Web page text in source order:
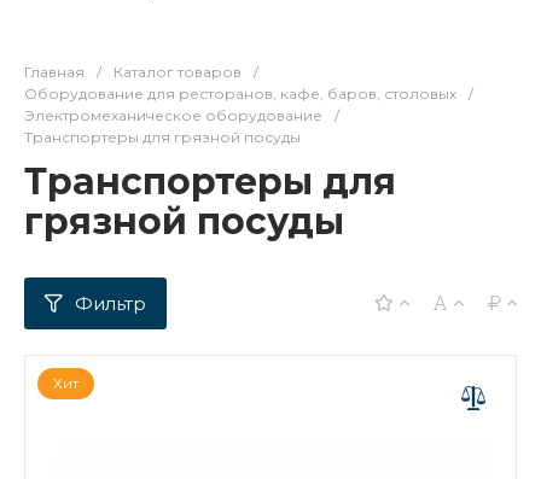
Главная / Каталог товаров
/
Оборудование для ресторанов, кафе, баров, столовых
/
Электромеханическое оборудование
/
Транспортеры для грязной посуды
Транспортеры для
грязной посуды
Хит